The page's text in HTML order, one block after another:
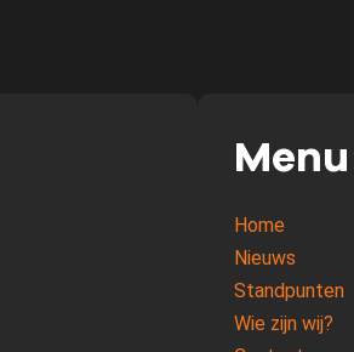
Menu
Home
Nieuws
Standpunten
Wie zijn wij?